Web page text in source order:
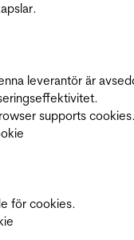
leverantör är
supports
för cookies.